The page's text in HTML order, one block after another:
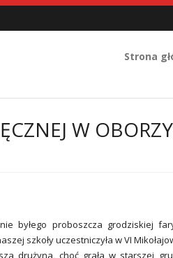
Strona
W
byłego proboszcza grodziskiej
szkoły uczestniczyła w VI
drużyna, choć grała w starszej